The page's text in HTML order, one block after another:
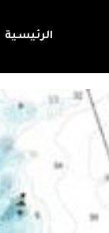
الرئيسية